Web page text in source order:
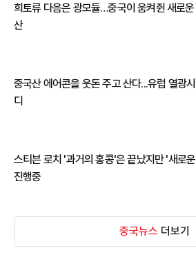
희토류 다음은 광모듈…중국이 움켜쥔 새로
산
중국산 에어콘을 웃돈 주고 산다...유럽 열광시
디
스티븐 로치 '과거의 홍콩'은 끝났지만 '새로
진행중
중국뉴스 더보기